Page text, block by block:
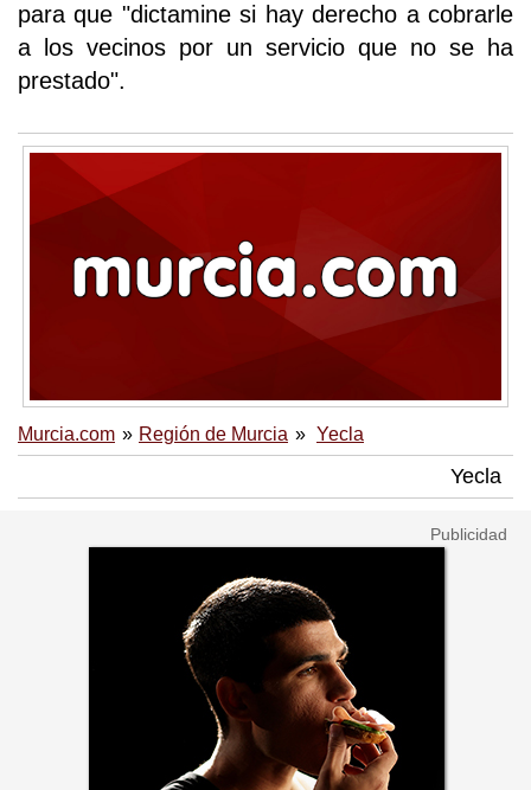
para que "dictamine si hay derecho a cobrarle
a los vecinos por un servicio que no se ha
prestado".
Murcia.com Región de Murcia Yecla
Yecla